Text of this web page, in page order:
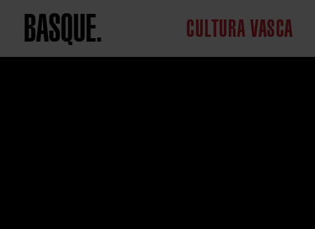
BASQUE. CULTURA VASCA